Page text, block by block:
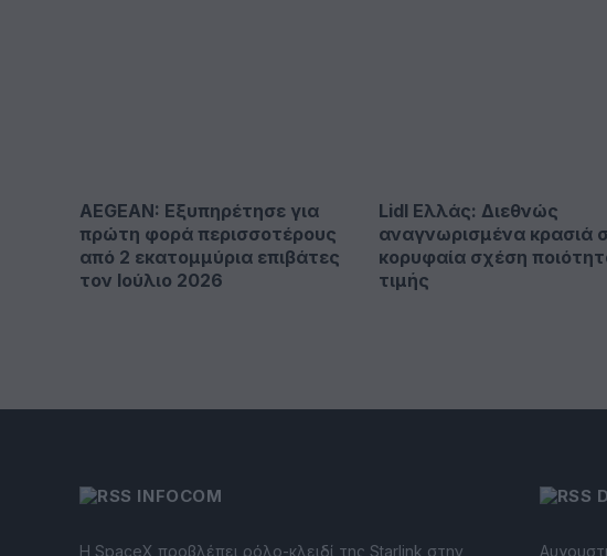
AEGEAN: Εξυπηρέτησε για
πρώτη φορά περισσοτέρους
από 2 εκατομμύρια επιβάτες
τον Ιούλιο 2026
Lidl Ελλάς: Διεθνώς
αναγνωρισμένα κρασιά
κορυφαία σχέση
τιμής
INFOCOM
Η SpaceX προβλέπει ρόλο-κλειδί της Starlink στην